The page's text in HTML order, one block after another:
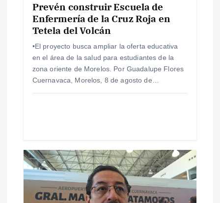
Prevén construir Escuela de
Enfermería de la Cruz Roja en
Tetela del Volcán
•El proyecto busca ampliar la oferta educativa
en el área de la salud para estudiantes de la
zona oriente de Morelos. Por Guadalupe Flores
Cuernavaca, Morelos, 8 de agosto de…